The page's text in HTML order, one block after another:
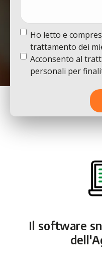
Termine
condizioni(Obbligatorio)
Ho letto e
trattamento dei
Termine
condizioni
Acconsento al
personali per
Il software